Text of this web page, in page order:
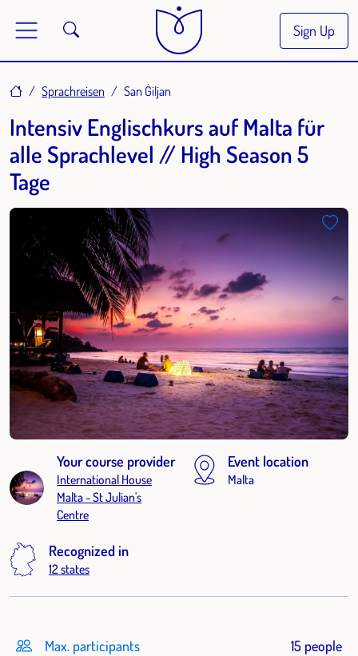
Sign Up
HomeSprachreisen San Ġiljan
Intensiv Englischkurs auf Malta für
alle Sprachlevel // High Season 5
Tage
Your course provider
International House
Malta - St Julian's
Centre
Event location
Malta
Recognized in
12 states
Max. participants
15 people